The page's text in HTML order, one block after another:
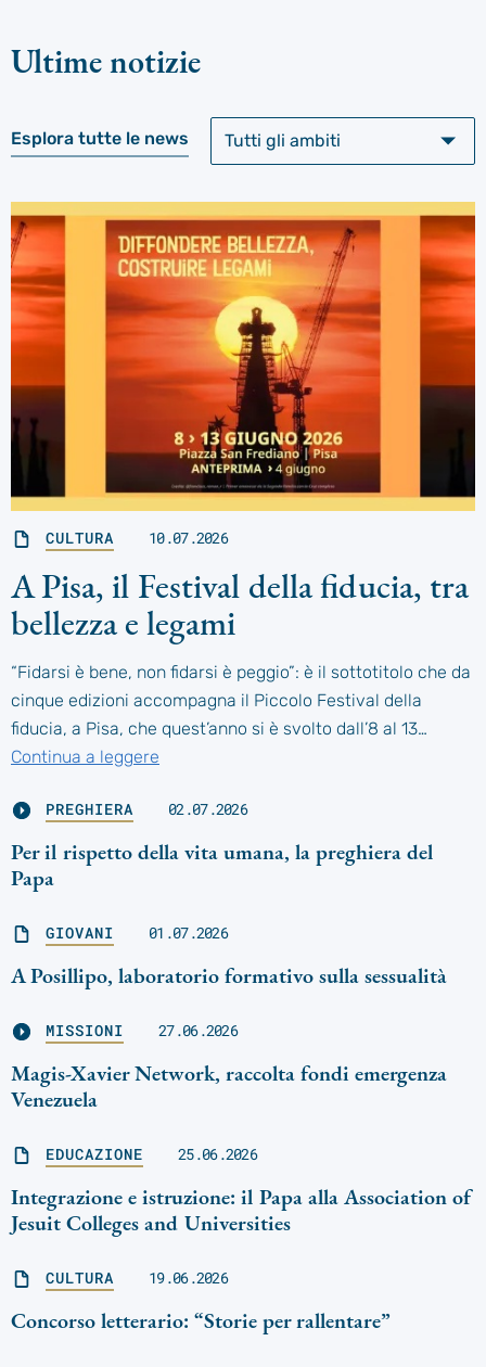
Ultime notizie
Esplora tutte le news
CULTURA 10.07.2026
A Pisa, il Festival della fiducia, tra
bellezza e legami
“Fidarsi è bene, non fidarsi è peggio”: è il sottotitolo che da
cinque edizioni accompagna il Piccolo Festival della
fiducia, a Pisa, che quest’anno si è svolto dall’8 al 13…
Continua a leggere
PREGHIERA 02.07.2026
Per il rispetto della vita umana, la preghiera del
Papa
GIOVANI 01.07.2026
A Posillipo, laboratorio formativo sulla sessualità
MISSIONI 27.06.2026
Magis-Xavier Network, raccolta fondi emergenza
Venezuela
EDUCAZIONE 25.06.2026
Integrazione e istruzione: il Papa alla Association of
Jesuit Colleges and Universities
CULTURA 19.06.2026
Concorso letterario: “Storie per rallentare”